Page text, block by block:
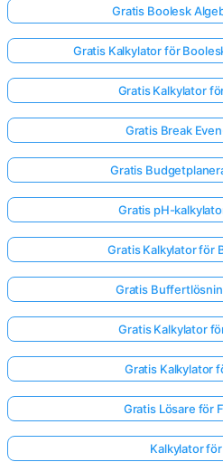
Logga
här!
Gratis Boolesk
Gratis Kalkylator för
Gratis Kalkylator
Gratis Break
Gratis
Gratis pH-
Gratis Kalkylator för
Gratis
Gratis Kalkylator
Gratis Kalkylator
Gratis Lösare för
Kalkylator